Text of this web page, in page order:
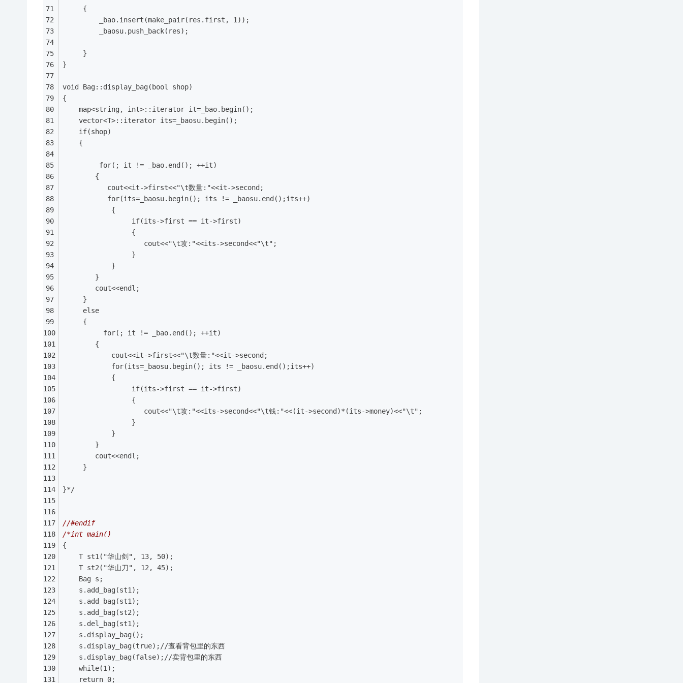
     {
         _bao.insert(make_pair(res.first, 1));
         _baosu.push_back(res);
     }
}
void Bag::display_bag(bool shop)
{
    map<string, int>::iterator it=_bao.begin();
    vector<T>::iterator its=_baosu.begin();
    if(shop)
    {
	     for(; it != _bao.end(); ++it)
	    {
		   cout<<it->first<<"\t数量:"<<it->second;
		   for(its=_baosu.begin(); its != _baosu.end();its++)
            {
                 if(its->first == it->first)
                 {
                    cout<<"\t攻:"<<its->second<<"\t";
                 }
            }
        }
        cout<<endl;
     }
     else
     {
          for(; it != _bao.end(); ++it)
	    {
            cout<<it->first<<"\t数量:"<<it->second;
            for(its=_baosu.begin(); its != _baosu.end();its++)
            {
                 if(its->first == it->first)
                 {
                    cout<<"\t攻:"<<its->second<<"\t钱:"<<(it->second)*(its->money)<<"\t";
                 }
            }
        }
        cout<<endl;
     }
}*/
//#endif
/*int main()
{
    T st1("华山剑", 13, 50);
    T st2("华山刀", 12, 45);
    Bag s;
    s.add_bag(st1);
    s.add_bag(st1);
    s.add_bag(st2);
    s.del_bag(st1);
    s.display_bag();
    s.display_bag(true);//查看背包里的东西
    s.display_bag(false);//卖背包里的东西
    while(1);
    return 0;